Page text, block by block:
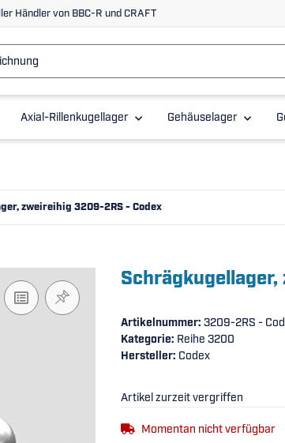
Händler von BBC-R und CRAFT
Axial-Rillenkugellager Gehäuselager
zweireihig 3209-2RS - Codex
Artikelnummer: 3209-2RS -
Kategorie: Reihe 3200
Hersteller: Codex
Artikel zurzeit vergriffen
Momentan nicht verfügbar